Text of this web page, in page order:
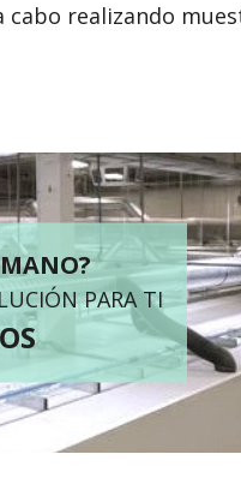
cabo realizando
PARA TI